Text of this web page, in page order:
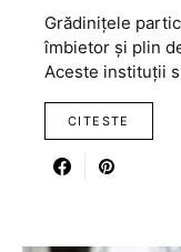
Grădinițele
îmbietor și plin
Aceste instituții
CITESTE